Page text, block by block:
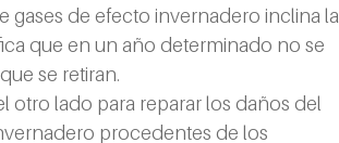
gases de efecto invernadero inclina la
que en un año determinado no se
se retiran.
otro lado para reparar los daños del
procedentes de los